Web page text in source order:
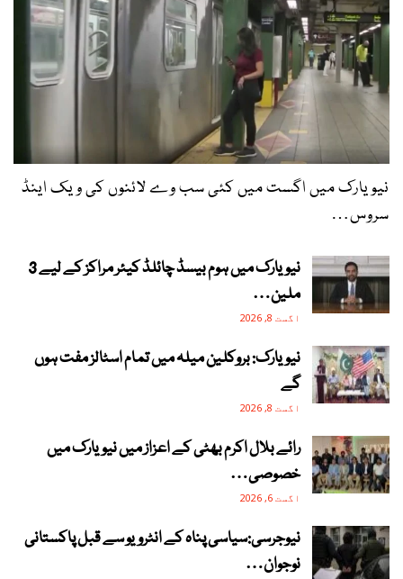
نیویارک میں اگست میں کئی سب وے لائنوں کی ویک اینڈ
سروس…
نیویارک میں ہوم بیسڈ چائلڈ کیئر مراکز کے لیے 3
ملین…
اگست 8, 2026
نیویارک: بروکلین میلہ میں تمام اسٹالز مفت ہوں
گے
اگست 8, 2026
رائے بلال اکرم بھٹی کے اعزاز میں نیویارک میں
خصوصی…
اگست 6, 2026
نیوجرسی:سیاسی پناہ کے انٹرویو سے قبل پاکستانی
نوجوان…